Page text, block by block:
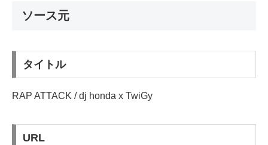
ソース元
タイトル
RAP ATTACK / dj honda x TwiGy
URL